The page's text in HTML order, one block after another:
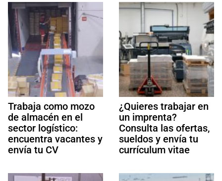
Trabaja como mozo
de almacén en el
sector logístico:
encuentra vacantes y
envía tu CV
¿Quieres trabajar en
un imprenta?
Consulta las ofertas,
sueldos y envía tu
currículum vitae